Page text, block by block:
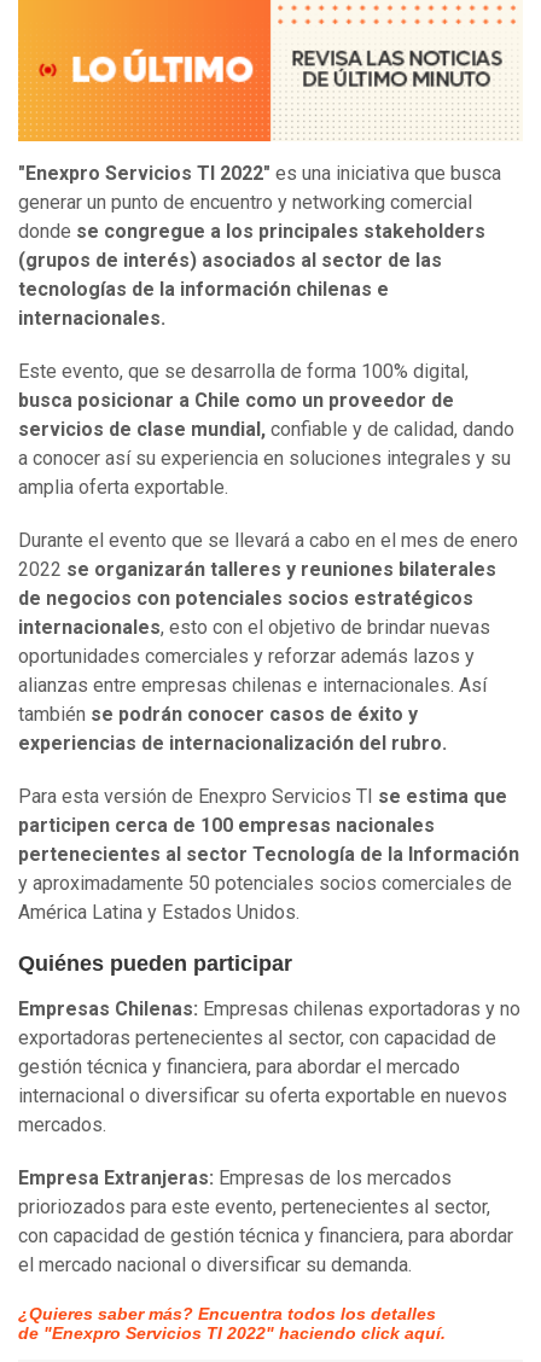
"Enexpro Servicios TI 2022" es una iniciativa que busca
generar un punto de encuentro y networking comercial
donde se congregue a los principales stakeholders
(grupos de interés) asociados al sector de las
tecnologías de la información chilenas e
internacionales.
Este evento, que se desarrolla de forma 100% digital,
busca posicionar a Chile como un proveedor de
servicios de clase mundial, confiable y de calidad, dando
a conocer así su experiencia en soluciones integrales y su
amplia oferta exportable.
Durante el evento que se llevará a cabo en el mes de enero
2022 se organizarán talleres y reuniones bilaterales
de negocios con potenciales socios estratégicos
internacionales, esto con el objetivo de brindar nuevas
oportunidades comerciales y reforzar además lazos y
alianzas entre empresas chilenas e internacionales. Así
también se podrán conocer casos de éxito y
experiencias de internacionalización del rubro.
Para esta versión de Enexpro Servicios TI se estima que
participen cerca de 100 empresas nacionales
pertenecientes al sector Tecnología de la Información
y aproximadamente 50 potenciales socios comerciales de
América Latina y Estados Unidos.
Quiénes pueden participar
Empresas Chilenas: Empresas chilenas exportadoras y no
exportadoras pertenecientes al sector, con capacidad de
gestión técnica y financiera, para abordar el mercado
internacional o diversificar su oferta exportable en nuevos
mercados.
Empresa Extranjeras: Empresas de los mercados
prioriozados para este evento, pertenecientes al sector,
con capacidad de gestión técnica y financiera, para abordar
el mercado nacional o diversificar su demanda.
¿Quieres saber más? Encuentra todos los detalles
de "Enexpro Servicios TI 2022" haciendo click aquí.